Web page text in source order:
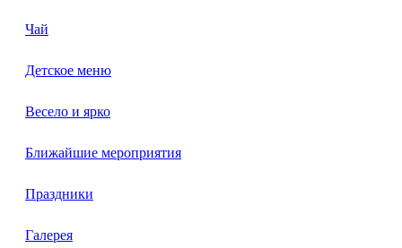
Чай
Детское меню
Весело и ярко
Ближайшие мероприятия
Праздники
Галерея